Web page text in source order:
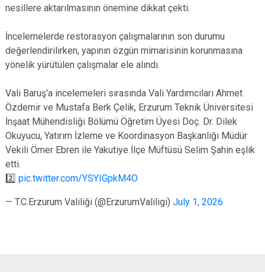
nesillere aktarılmasının önemine dikkat çekti.
İncelemelerde restorasyon çalışmalarının son durumu
değerlendirilirken, yapının özgün mimarisinin korunmasına
yönelik yürütülen çalışmalar ele alındı.
Vali Baruş'a incelemeleri sırasında Vali Yardımcıları Ahmet
Özdemir ve Mustafa Berk Çelik, Erzurum Teknik Üniversitesi
İnşaat Mühendisliği Bölümü Öğretim Üyesi Doç. Dr. Dilek
Okuyucu, Yatırım İzleme ve Koordinasyon Başkanlığı Müdür
Vekili Ömer Ebren ile Yakutiye İlçe Müftüsü Selim Şahin eşlik
etti.
2️⃣ pic.twitter.com/YSYIGpkM4O
— T.C.Erzurum Valiliği (@ErzurumValiligi) July 1, 2026